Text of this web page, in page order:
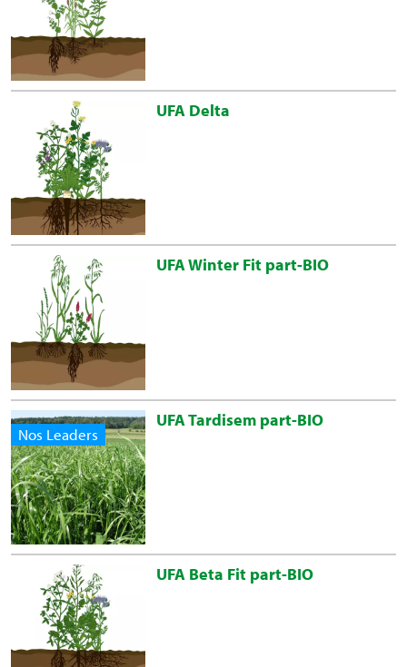
UFA Delta
UFA Winter Fit part-BIO
Nos Leaders
UFA Tardisem part-BIO
UFA Beta Fit part-BIO